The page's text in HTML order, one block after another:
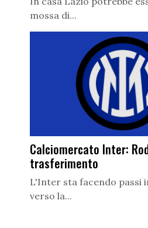
mossa di...
Calciomercato Inter:
trasferimento
L'Inter sta facendo passi
verso la...